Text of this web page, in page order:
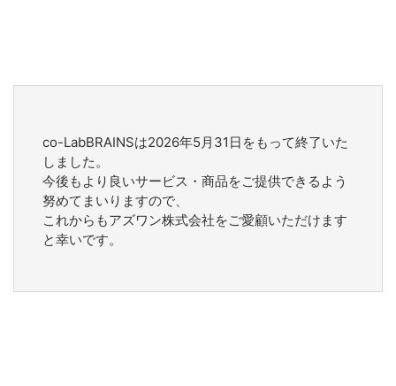
co-LabBRAINSは2026年5月31日をもって終了いた
しました。
今後もより良いサービス・商品をご提供できるよう
努めてまいりますので、
これからもアズワン株式会社をご愛顧いただけます
と幸いです。